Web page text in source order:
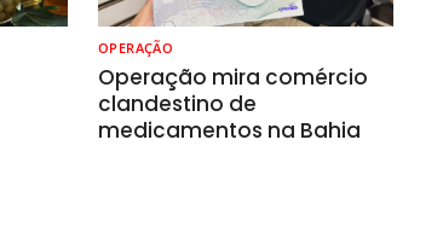
OPERAÇÃO
Operação mira comércio
clandestino de
medicamentos na Bahia